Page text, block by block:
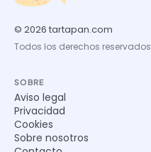
© 2026 tartapan.com
Todos los derechos reservados
SOBRE
Aviso legal
Privacidad
Cookies
Sobre nosotros